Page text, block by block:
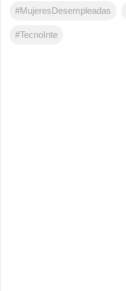
#MujeresDesempleadas
#TecnoInte